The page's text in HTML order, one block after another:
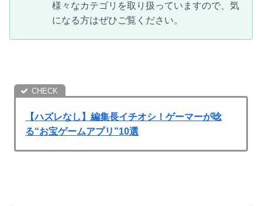
様々なカテゴリを取り扱っていますので、気
になる方はぜひご覧ください。
【ハズレなし】編集長イチオシ！ゲーマーが唸
る“お宝ゲームアプリ”10選